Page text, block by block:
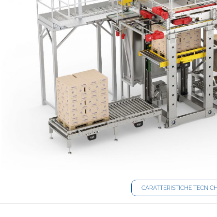
CARATTERISTICHE